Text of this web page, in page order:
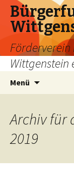
Wittgenstein
Menü
Archiv für
2019